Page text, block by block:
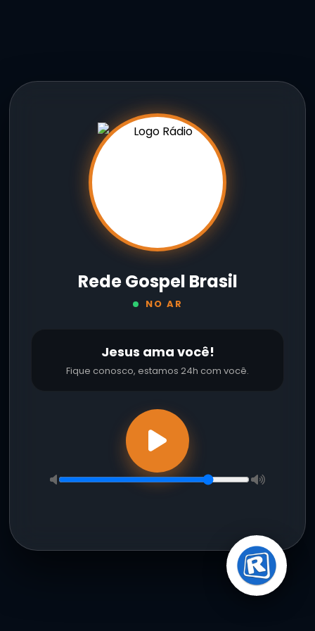
Rede Gospel Brasil
NO AR
Jesus ama você!
Fique conosco, estamos 24h com você.